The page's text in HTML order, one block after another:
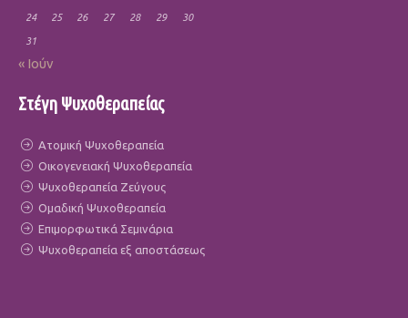
24 25 26 27 28 29 30
31
« Ιούν
Στέγη Ψυχοθεραπείας
Ατομική Ψυχοθεραπεία
Οικογενειακή Ψυχοθεραπεία
Ψυχοθεραπεία Ζεύγους
Ομαδική Ψυχοθεραπεία
Επιμορφωτικά Σεμινάρια
Ψυχοθεραπεία εξ αποστάσεως